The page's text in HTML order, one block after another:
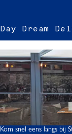
Day Dream
Kom snel eens langs bij